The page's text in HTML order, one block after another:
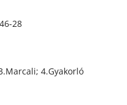
28
4.Gyakorló